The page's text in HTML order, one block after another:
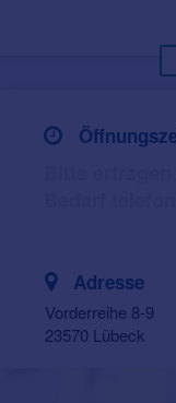
Adresse
Vorderreihe 8-9
23570 Lübeck